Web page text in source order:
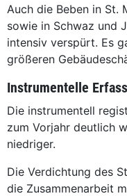
Auch die Beben in St.
sowie in Schwaz und
intensiv verspürt. Es
größeren
Instrumentelle
Die instrumentell
zum Vorjahr deutlich
niedriger.
Die Verdichtung des
die Zusammenarbeit